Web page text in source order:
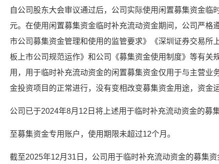
自公司股东大会审议通过后，公司实际使用闲置募集资金临
元。在使用闲置募集资金临时补充流动资金期间，公司严
市公司募集资金管理和使用的监管要求》《深圳证券交易
板上市公司规范运作》和公司《募集资金使用制度》等有关
用，用于临时补充流动资金的闲置募集资金仅用于与主营业
金投资项目的正常进行，没有变相改变募集资金用途，资金
公司已于2024年8月12日将上述用于临时补充流动资金的募
至募集资金专用账户，使用期限未超过12个月。
截至2025年12月31日，公司用于临时补充流动资金的募集